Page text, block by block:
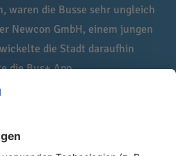
waren die Busse sehr ungleich
Newcon GmbH, einem jungen
die Stadt daraufhin
die Bus+ App.
können Schülerinnen